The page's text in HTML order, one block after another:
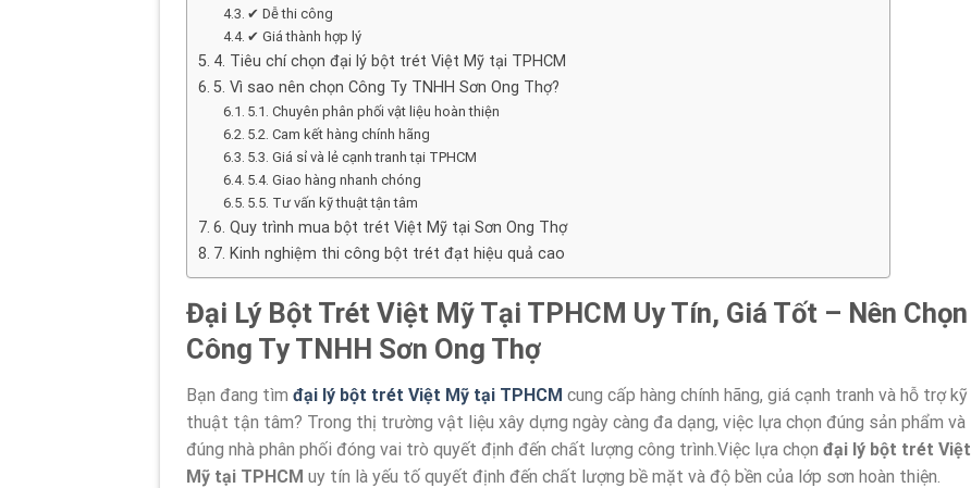
✔ Dễ thi công
✔ Giá thành hợp lý
4. Tiêu chí chọn đại lý bột trét Việt Mỹ tại TPHCM
5. Vì sao nên chọn Công Ty TNHH Sơn Ong Thợ?
5.1. Chuyên phân phối vật liệu hoàn thiện
5.2. Cam kết hàng chính hãng
5.3. Giá sỉ và lẻ cạnh tranh tại TPHCM
5.4. Giao hàng nhanh chóng
5.5. Tư vấn kỹ thuật tận tâm
6. Quy trình mua bột trét Việt Mỹ tại Sơn Ong Thợ
7. Kinh nghiệm thi công bột trét đạt hiệu quả cao
Đại Lý Bột Trét Việt Mỹ Tại TPHCM Uy Tín, Giá Tốt – Nên Chọn
Công Ty TNHH Sơn Ong Thợ
Bạn đang tìm đại lý bột trét Việt Mỹ tại TPHCM cung cấp hàng chính hãng, giá cạnh tranh và hỗ trợ kỹ
thuật tận tâm? Trong thị trường vật liệu xây dựng ngày càng đa dạng, việc lựa chọn đúng sản phẩm và
đúng nhà phân phối đóng vai trò quyết định đến chất lượng công trình.Việc lựa chọn đại lý bột trét Việt
Mỹ tại TPHCM uy tín là yếu tố quyết định đến chất lượng bề mặt và độ bền của lớp sơn hoàn thiện.